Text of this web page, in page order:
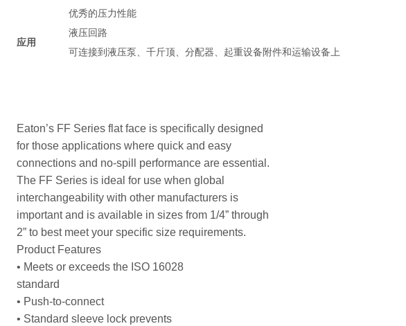
优秀的压力性能
应用
液压回路
可连接到液压泵、千斤顶、分配器、起重设备附件和运输设备上
Eaton’s FF Series flat face is specifically designed
for those applications where quick and easy
connections and no-spill performance are essential.
The FF Series is ideal for use when global
interchangeability with other manufacturers is
important and is available in sizes from 1/4” through
2” to best meet your specific size requirements.
Product Features
• Meets or exceeds the ISO 16028
standard
• Push-to-connect
• Standard sleeve lock prevents